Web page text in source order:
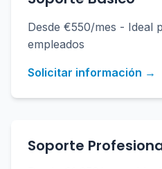
Desde €550/mes - Ideal
empleados
Solicitar información →
Soporte